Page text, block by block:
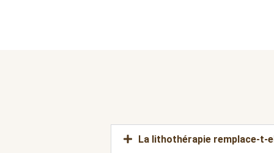
La lithothérapie remplace-t-